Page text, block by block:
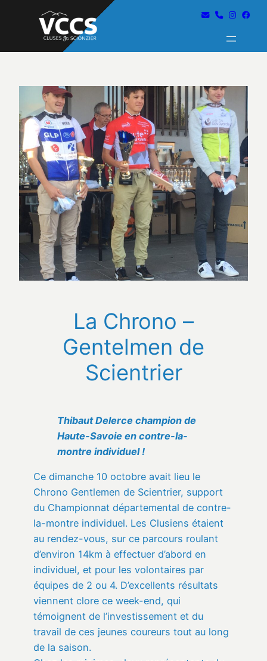
La Chrono –
Gentelmen de
Scientrier
Thibaut Delerce champion de
Haute-Savoie en contre-la-
montre individuel !
Ce dimanche 10 octobre avait lieu le
Chrono Gentlemen de Scientrier, support
du Championnat départemental de contre-
la-montre individuel. Les Clusiens étaient
au rendez-vous, sur ce parcours roulant
d’environ 14km à effectuer d’abord en
individuel, et pour les volontaires par
équipes de 2 ou 4. D’excellents résultats
viennent clore ce week-end, qui
témoignent de l’investissement et du
travail de ces jeunes coureurs tout au long
de la saison.